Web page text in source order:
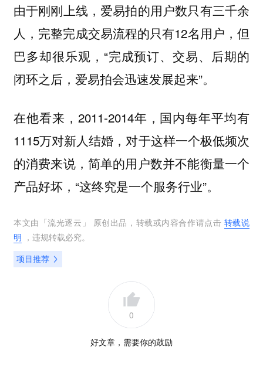
由于刚刚上线，爱易拍的用户数只有三千余
人，完整完成交易流程的只有12名用户，但
巴多却很乐观，“完成预订、交易、后期的
闭环之后，爱易拍会迅速发展起来”。
在他看来，2011-2014年，国内每年平均有
1115万对新人结婚，对于这样一个极低频次
的消费来说，简单的用户数并不能衡量一个
产品好坏，“这终究是一个服务行业”。
本文由「流光逐云 」 原创出品，转载或内容合作请点击 转载说
明 ，违规转载必究。
项目推荐
0
好文章，需要你的鼓励